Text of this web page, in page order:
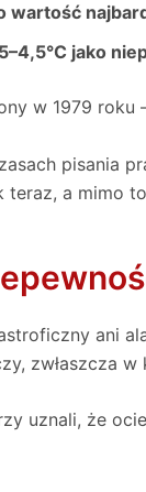
wartość
jako
w 1979
pisania
teraz, a mimo
ani
zwłaszcza w
uznali, że